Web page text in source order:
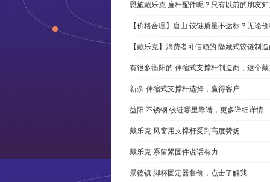
恩施戴乐克 扁杆配件呢？只有以前的朋友
【价格合理】唐山 铰链质量不达标？无论
【戴乐克】消费者可信赖的 隐藏式铰链制
有很多衡阳的 伸缩式支撑杆制造商，这个
新余 伸缩式支撑杆选择，赢得客户
益阳 不锈钢 铰链哪里靠谱，更多详细详情
戴乐克 风窗用支撑杆受到高度赞扬
戴乐克 系留紧固件说话有力
景德镇 脚杯固定器售价，点击了解我